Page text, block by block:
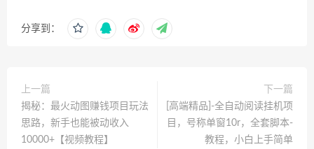
分享到：
上一篇
揭秘：最火动图赚钱项目玩法
思路，新手也能被动收入
10000+【视频教程】
下一篇
[高端精品]-全自动阅读挂机项
目，号称单窗10r，全套脚本-
教程，小白上手简单